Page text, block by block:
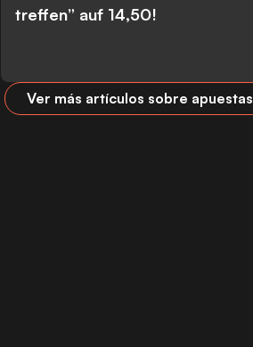
treffen” auf 14,50!
Ver más artículos sobre apuestas